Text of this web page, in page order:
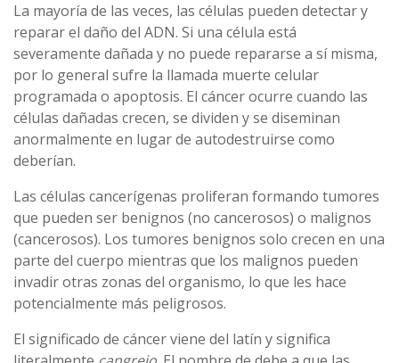
La mayoría de las veces, las células pueden detectar y
reparar el daño del ADN. Si una célula está
severamente dañada y no puede repararse a sí misma,
por lo general sufre la llamada muerte celular
programada o apoptosis. El cáncer ocurre cuando las
células dañadas crecen, se dividen y se diseminan
anormalmente en lugar de autodestruirse como
deberían.
Las células cancerígenas proliferan formando tumores
que pueden ser benignos (no cancerosos) o malignos
(cancerosos). Los tumores benignos solo crecen en una
parte del cuerpo mientras que los malignos pueden
invadir otras zonas del organismo, lo que les hace
potencialmente más peligrosos.
El significado de cáncer viene del latín y significa